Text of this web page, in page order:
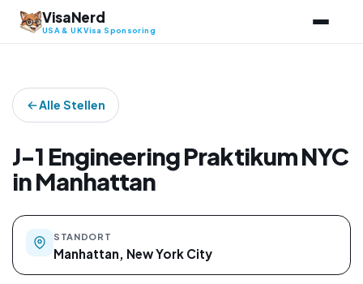
Zum
Inhalt
VisaNerd
USA & UK Visa Sponsoring
Alle Stellen
J-1 Engineering Praktikum NYC
in Manhattan
STANDORT
Manhattan, New York City